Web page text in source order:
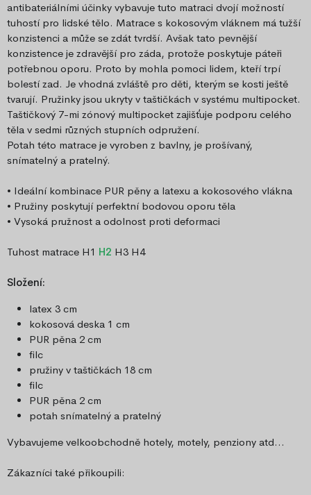
antibateriálními účinky vybavuje tuto matraci dvojí možností
tuhostí pro lidské tělo. Matrace s kokosovým vláknem má tužší
konzistenci a může se zdát tvrdší. Avšak tato pevnější
konzistence je zdravější pro záda, protože poskytuje páteři
potřebnou oporu. Proto by mohla pomoci lidem, kteří trpí
bolestí zad. Je vhodná zvláště pro děti, kterým se kosti ještě
tvarují. Pružinky jsou ukryty v taštičkách v systému multipocket.
Taštičkový 7-mi zónový multipocket zajišťuje podporu celého
těla v sedmi různých stupních odpružení.
Potah této matrace je vyroben z bavlny, je prošívaný,
snímatelný a pratelný.
• Ideální kombinace PUR pěny a latexu a kokosového vlákna
• Pružiny poskytují perfektní bodovou oporu těla
• Vysoká pružnost a odolnost proti deformaci
Tuhost matrace H1 H2 H3 H4
Složení:
latex 3 cm
kokosová deska 1 cm
PUR pěna 2 cm
filc
pružiny v taštičkách 18 cm
filc
PUR pěna 2 cm
potah snímatelný a pratelný
Vybavujeme velkoobchodně hotely, motely, penziony atd...
Zákazníci také přikoupili: